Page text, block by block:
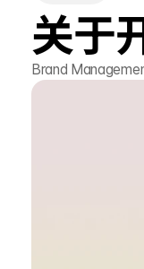
关于
Brand